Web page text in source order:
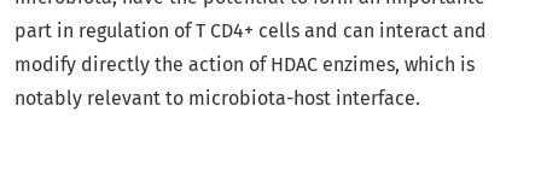
part in regulation of T CD4+ cells and can interact and
modify directly the action of HDAC enzimes, which is
notably relevant to microbiota-host interface.